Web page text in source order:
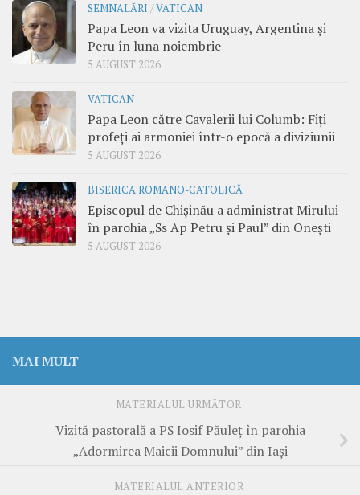
SEMNALĂRI /VATICAN
Papa Leon va vizita Uruguay, Argentina și
Peru în luna noiembrie
5 AUGUST 2026
VATICAN
Papa Leon către Cavalerii lui Columb: Fiți
profeți ai armoniei într-o epocă a diviziunii
5 AUGUST 2026
BISERICA ROMANO-CATOLICĂ
Episcopul de Chișinău a administrat Mirului
în parohia „Ss Ap Petru și Paul” din Onești
5 AUGUST 2026
MAI MULT
MATERIALUL URMĂTOR
Vizită pastorală a PS Iosif Păuleț în parohia
„Adormirea Maicii Domnului” din Iași
MATERIALUL ANTERIOR